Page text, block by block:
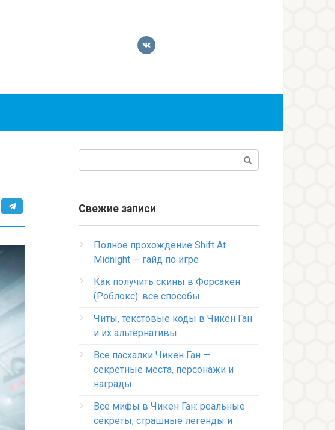
Свежие записи
Полное прохождение Shift At
Midnight — гайд по игре
Как получить скины в Форсакен
(Роблокс): все способы
Читы, текстовые коды в Чикен Ган
и их альтернативы
Все пасхалки Чикен Ган —
секретные места, персонажи и
награды
Все мифы в Чикен Ган: реальные
секреты, страшные легенды и